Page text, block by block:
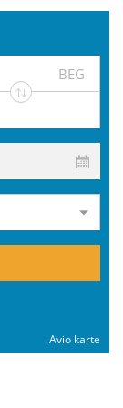
BEG
Avio karte